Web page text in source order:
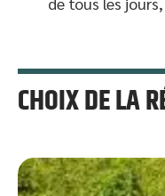
CHOIX DE LA